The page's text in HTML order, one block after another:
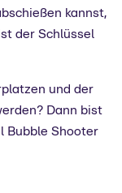
kannst,
der Schlüssel
und der
Dann bist
Bubble Shooter